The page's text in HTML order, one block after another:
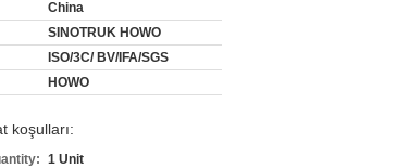
China
SINOTRUK HOWO
ISO/3C/ BV/IFA/SGS
HOWO
koşulları:
1 Unit